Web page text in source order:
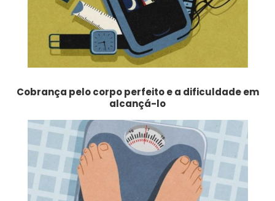
Cobrança pelo corpo perfeito e a dificuldade em
alcançá-lo